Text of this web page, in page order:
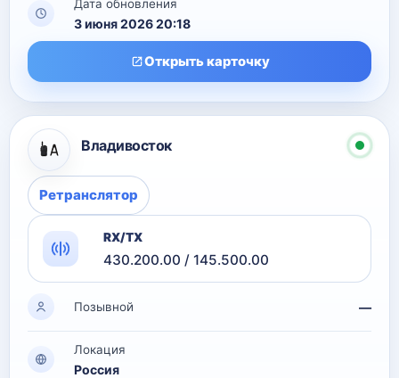
Дата обновления
3 июня 2026 20:18
Открыть карточку
Владивосток
Ретранслятор
RX/TX
430.200.00 / 145.500.00
Позывной —
Локация
Россия